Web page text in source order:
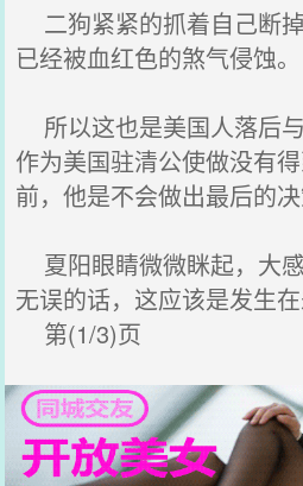
二狗紧紧的抓着自己断
已经被血红色的煞气侵蚀。
所以这也是美国人落后与
作为美国驻清公使做没有
前，他是不会做出最后的决
夏阳眼睛微微眯起，大
无误的话，这应该是发生在
第(1/3)页